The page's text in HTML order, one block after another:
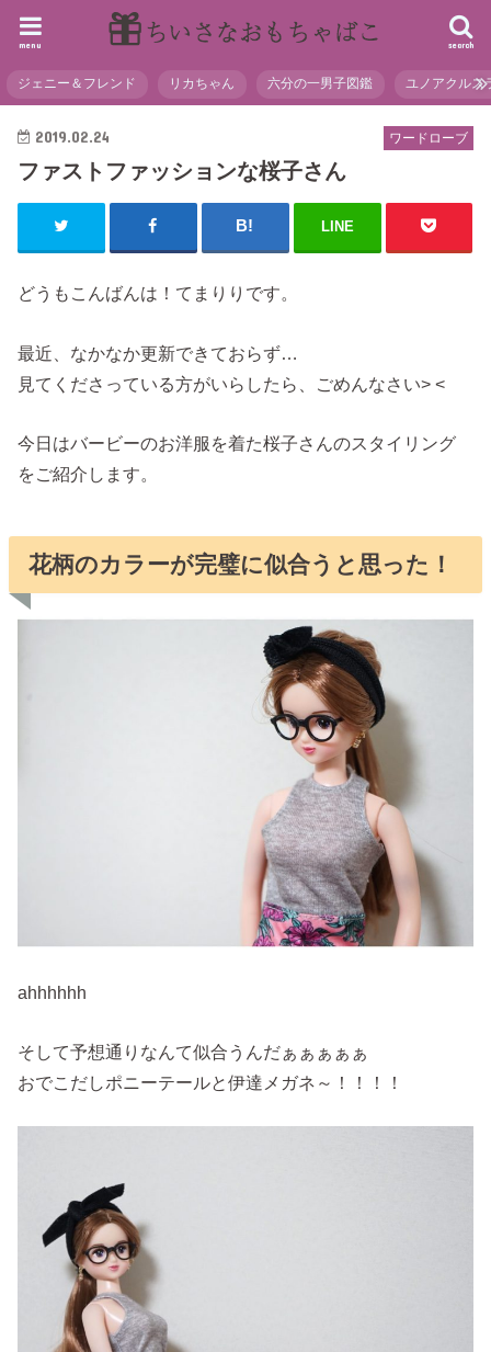
search
menu
ジェニー＆フレンド リカちゃん 六分の一男子図鑑 ユノアクルス
ワードローブ
2019.02.24
ファストファッションな桜子さん
LINE
どうもこんばんは！てまりりです。
最近、なかなか更新できておらず…
見てくださっている方がいらしたら、ごめんなさい> <
今日はバービーのお洋服を着た桜子さんのスタイリング
をご紹介します。
花柄のカラーが完璧に似合うと思った！
ahhhhhh
そして予想通りなんて似合うんだぁぁぁぁぁ
おでこだしポニーテールと伊達メガネ～！！！！